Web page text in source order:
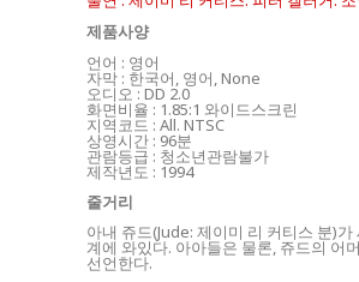
제품사양
언어 : 영어
자막 : 한국어, 영어, None
오디오 : DD 2.0
화면비율 : 1.85:1 와이드스크린
지역코드 : All. NTSC
상영시간 : 96분
관람등급 : 청소년관람불가
제작년도 : 1994
줄거리
아내 쥬드(Jude: 제이미 리 커티스 분)
계에 와있다. 아아들은 물론, 쥬드의 어
선언한다.